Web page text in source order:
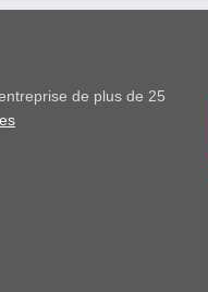
de plus de 25